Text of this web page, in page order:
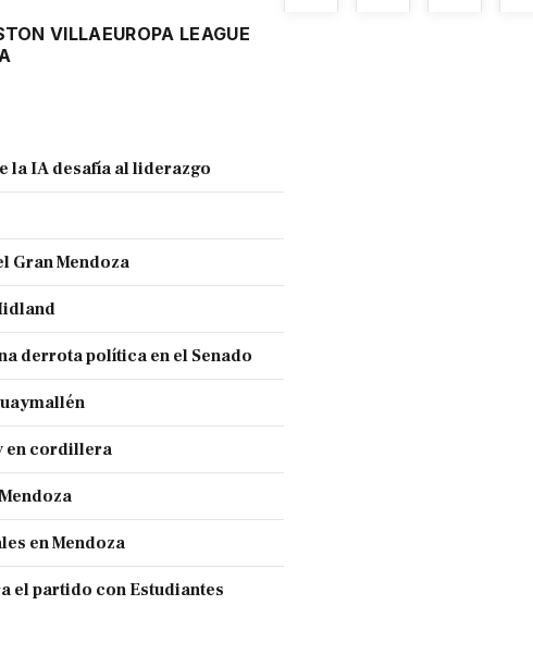
VILLAEUROPA LEAGUE
la IA desafía al liderazgo
Gran Mendoza
derrota política en el Senado
en cordillera
en Mendoza
el partido con Estudiantes